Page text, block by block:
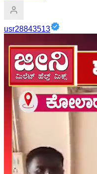
usr28843513